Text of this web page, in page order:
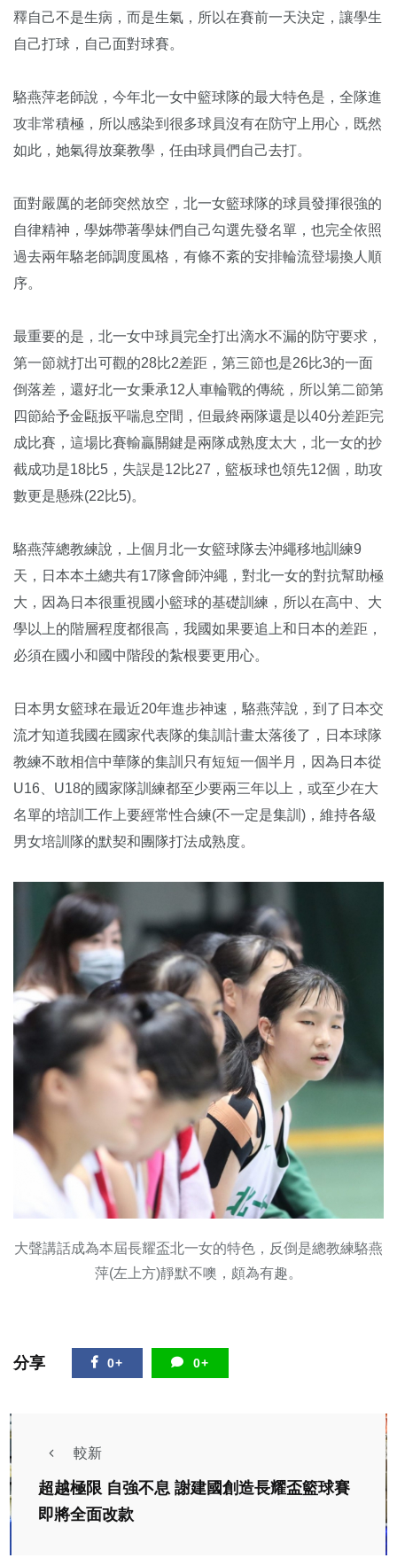
釋自己不是生病，而是生氣，所以在賽前一天決定，讓學生
自己打球，自己面對球賽。
駱燕萍老師說，今年北一女中籃球隊的最大特色是，全隊進
攻非常積極，所以感染到很多球員沒有在防守上用心，既然
如此，她氣得放棄教學，任由球員們自己去打。
面對嚴厲的老師突然放空，北一女籃球隊的球員發揮很強的
自律精神，學姊帶著學妹們自己勾選先發名單，也完全依照
過去兩年駱老師調度風格，有條不紊的安排輪流登場換人順
序。
最重要的是，北一女中球員完全打出滴水不漏的防守要求，
第一節就打出可觀的28比2差距，第三節也是26比3的一面
倒落差，還好北一女秉承12人車輪戰的傳統，所以第二節第
四節給予金甌扳平喘息空間，但最終兩隊還是以40分差距完
成比賽，這場比賽輸贏關鍵是兩隊成熟度太大，北一女的抄
截成功是18比5，失誤是12比27，籃板球也領先12個，助攻
數更是懸殊(22比5)。
駱燕萍總教練說，上個月北一女籃球隊去沖繩移地訓練9
天，日本本土總共有17隊會師沖繩，對北一女的對抗幫助極
大，因為日本很重視國小籃球的基礎訓練，所以在高中、大
學以上的階層程度都很高，我國如果要追上和日本的差距，
必須在國小和國中階段的紮根要更用心。
日本男女籃球在最近20年進步神速，駱燕萍說，到了日本交
流才知道我國在國家代表隊的集訓計畫太落後了，日本球隊
教練不敢相信中華隊的集訓只有短短一個半月，因為日本從
U16、U18的國家隊訓練都至少要兩三年以上，或至少在大
名單的培訓工作上要經常性合練(不一定是集訓)，維持各級
男女培訓隊的默契和團隊打法成熟度。
大聲講話成為本屆長耀盃北一女的特色，反倒是總教練駱燕
萍(左上方)靜默不噢，頗為有趣。
分享 0+ 0+
較新
超越極限 自強不息 謝建國創造長耀盃籃球賽
即將全面改款